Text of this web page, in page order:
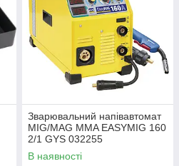
Зварювальний напівавтомат
MIG/MAG MMA EASYMIG 160
2/1 GYS 032255
В наявності